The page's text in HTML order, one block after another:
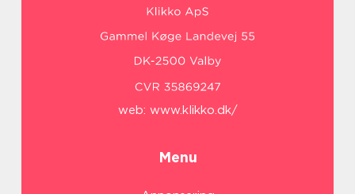
web: www.klikko.dk/
Menu